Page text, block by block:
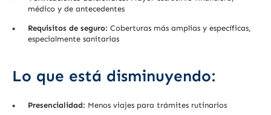
médico y de antecedentes
Requisitos de seguro: Coberturas más amplias y específicas,
especialmente sanitarias
Lo que está disminuyendo:
Presencialidad: Menos viajes para trámites rutinarios